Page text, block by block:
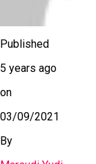
Published
5 years ago
on
03/09/2021
By